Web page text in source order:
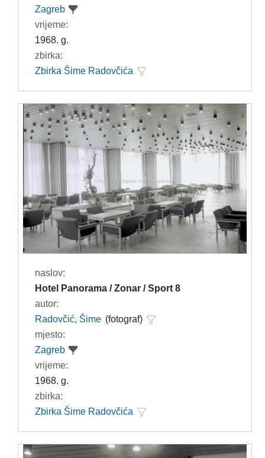
Zagreb
vrijeme:
1968. g.
zbirka:
Zbirka Šime Radovčića
naslov:
Hotel Panorama / Zonar / Sport 8
autor:
Radovčić, Šime (fotograf)
mjesto:
Zagreb
vrijeme:
1968. g.
zbirka:
Zbirka Šime Radovčića